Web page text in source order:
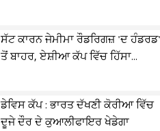
ਸੱਟ ਕਾਰਨ ਜੇਮੀਮਾ ਰੌਡਰਿਗਜ਼ 'ਦ ਹੰਡਰਡ'
ਤੋਂ ਬਾਹਰ, ਏਸ਼ੀਆ ਕੱਪ ਵਿੱਚ ਹਿੱਸਾ...
ਡੇਵਿਸ ਕੱਪ : ਭਾਰਤ ਦੱਖਣੀ ਕੋਰੀਆ ਵਿੱਚ
ਦੂਜੇ ਦੌਰ ਦੇ ਕੁਆਲੀਫਾਇਰ ਖੇਡੇਗਾ